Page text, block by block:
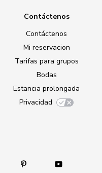
Contáctenos
Contáctenos
Mi reservacion
Tarifas para grupos
Bodas
Estancia prolongada
Privacidad